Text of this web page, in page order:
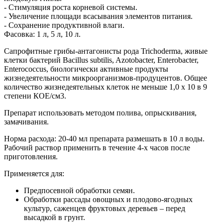
- Стимуляция роста корневой системы.
- Увеличение площади всасывания элементов питания.
- Сохранение продуктивной влаги.
Фасовка: 1 л, 5 л, 10 л.
Сапрофитные грибы-антагонисты рода Trichoderma, живые
клетки бактерий Bacillus subtilis, Azotobacter, Enterobacter,
Enterococcus, биологически активные продукты
жизнедеятельности микроорганизмов-продуцентов. Общее
количество жизнедеятельных клеток не меньше 1,0 х 10 в 9
степени КОЕ/см3.
Препарат использовать методом полива, опрыскивания,
замачивания.
Норма расхода: 20-40 мл препарата размешать в 10 л воды.
Рабочий раствор применить в течение 4-х часов после
приготовления.
Применяется для:
Предпосевной обработки семян.
Обработки рассады овощных и плодово-ягодных
культур, саженцев фруктовых деревьев – перед
высадкой в грунт.